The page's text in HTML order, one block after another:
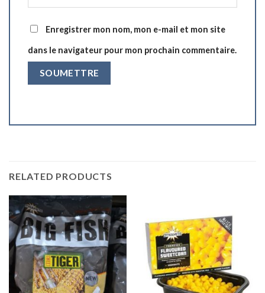
Enregistrer mon nom, mon e-mail et mon site
dans le navigateur pour mon prochain commentaire.
RELATED PRODUCTS